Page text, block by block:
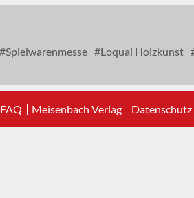
Spielwarenmesse Loquai Holzkunst
FAQ Meisenbach Verlag Datenschutz